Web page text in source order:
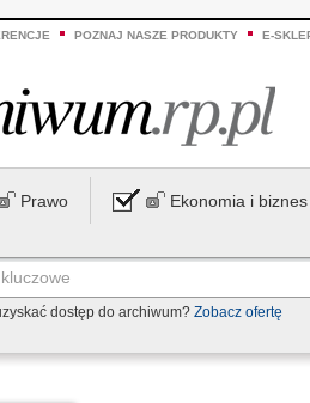
POZNAJ NASZE PRODUKTY E-
Prawo Ekonomia i biznes
dostęp do archiwum? Zobacz ofertę